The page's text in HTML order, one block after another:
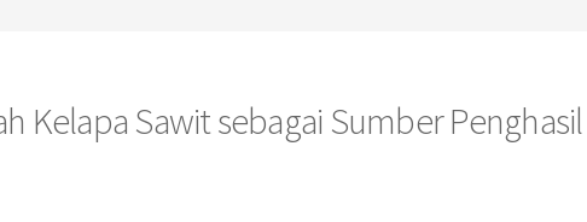
Kelapa Sawit sebagai Sumber